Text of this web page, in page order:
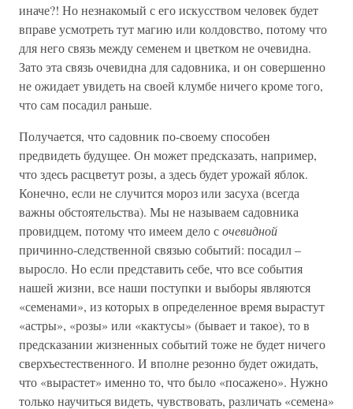
иначе?! Но незнакомый с его искусством человек будет
вправе усмотреть тут магию или колдовство, потому что
для него связь между семенем и цветком не очевидна.
Зато эта связь очевидна для садовника, и он совершенно
не ожидает увидеть на своей клумбе ничего кроме того,
что сам посадил раньше.
Получается, что садовник по-своему способен
предвидеть будущее. Он может предсказать, например,
что здесь расцветут розы, а здесь будет урожай яблок.
Конечно, если не случится мороз или засуха (всегда
важны обстоятельства). Мы не называем садовника
провидцем, потому что имеем дело сочевидной
причинно-следственной связью событий: посадил –
выросло. Но если представить себе, что все события
нашей жизни, все наши поступки и выборы являются
«семенами», из которых в определенное время вырастут
«астры», «розы» или «кактусы» (бывает и такое), то в
предсказании жизненных событий тоже не будет ничего
сверхъестественного. И вполне резонно будет ожидать,
что «вырастет» именно то, что было «посажено». Нужно
только научиться видеть, чувствовать, различать «семена»